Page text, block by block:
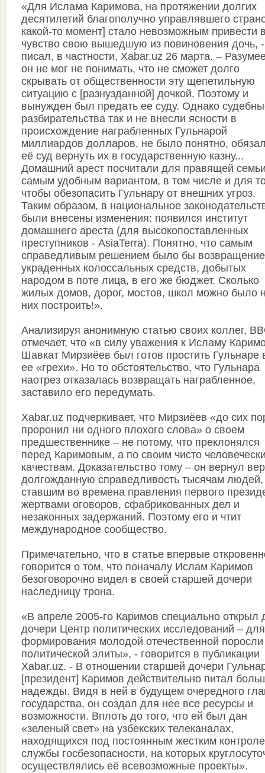
«Для Ислама Каримова, на протяжении долгих
десятилетий благополучно управлявшего
какой-то момент] стало невозможным привести
чувство свою вышедшую из повиновения дочь, -
писал, в частности, Xabar.uz 26 марта. –
он не мог не понимать, что не сможет долго
скрывать от общественности эту щепетильную
ситуацию с [разнузданной] дочкой. Поэтому и
вынужден был предать ее суду. Однако
разбирательства так и не внесли ясности в
происхождение награбленных Гульнарой
миллиардов долларов, не было понятно,
её суд вернуть их в государственную казну...
Домашний арест посчитали для правящей
самым удобным вариантом, в том числе и для
чтобы обезопасить Гульнару от внешних угроз.
Таким образом, в национальное
были внесены изменения: появился институт
домашнего ареста (для высокопоставленных
преступников - AsiaTerra). Понятно, что самым
справедливым решением было бы возвращение
украденных колоссальных средств, добытых
народом в поте лица, в его же бюджет. Сколько
жилых домов, дорог, мостов, школ можно было
них построить!».
Анализируя анонимную статью своих коллег,
отмечает, что «в силу уважения к Исламу
Шавкат Мирзиёев был готов простить Гульнаре
ее «грехи». Но то обстоятельство, что Гульнара
наотрез отказалась возвращать награбленное,
заставило его передумать.
Xabar.uz подчеркивает, что Мирзиёев «до сих
проронил ни одного плохого слова» о своем
предшественнике – не потому, что преклонялся
перед Каримовым, а по своим чисто
качествам. Доказательство тому – он вернул
долгожданную справедливость тысячам людей,
ставшим во времена правления первого
жертвами оговоров, сфабрикованных дел и
незаконных задержаний. Поэтому его и чтит
международное сообщество.
Примечательно, что в статье впервые
говорится о том, что поначалу Ислам Каримов
безоговорочно видел в своей старшей дочери
наследницу трона.
«В апреле 2005-го Каримов специально открыл
дочери Центр политических исследований – для
формирования молодой отечественной поросли
политической элиты», - говорится в публикации
Xabar.uz. - В отношении старшей дочери
[президент] Каримов действительно питал
надежды. Видя в ней в будущем очередного
государства, он создал для нее все ресурсы и
возможности. Вплоть до того, что ей был дан
«зеленый свет» на узбекских телеканалах,
находящихся под постоянным жестким
службы госбезопасности, на которых
осуществлялись её всевозможные проекты».